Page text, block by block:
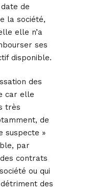
de
la société,
elle n’a
ses
disponible.
des
car elle
très
de
suspecte »
par
contrats
ou qui
des